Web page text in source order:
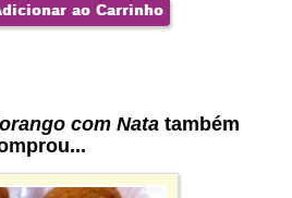
ao Carrinho
com Natatambém